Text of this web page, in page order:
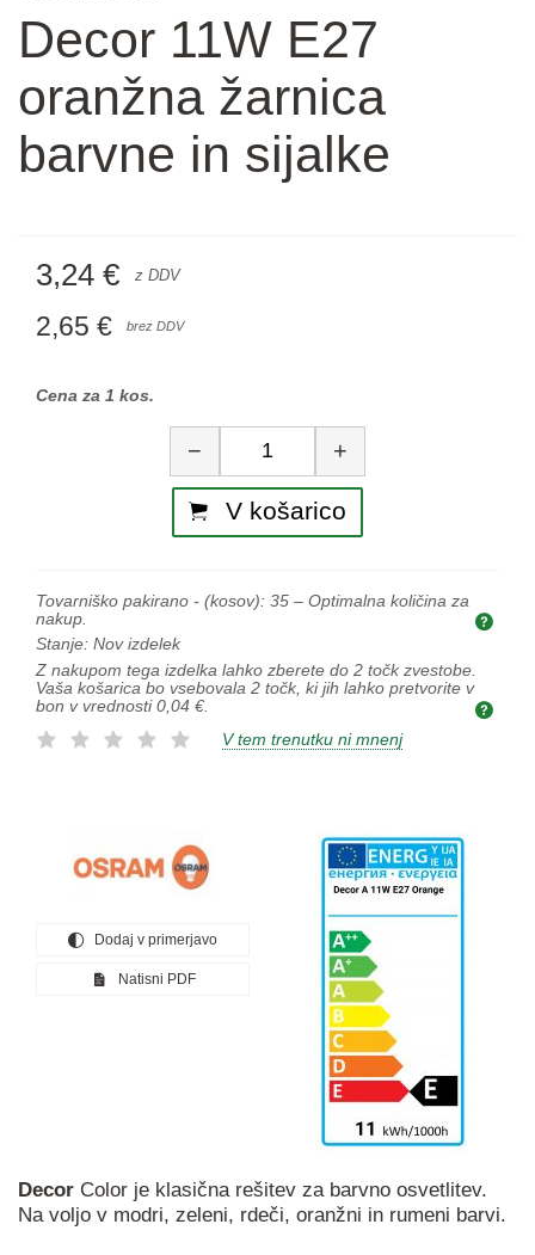
Decor 11W E27
oranžna žarnica
barvne in sijalke
3,24 € z DDV
2,65 € brez DDV
Cena za 1 kos.
Količina
− +
V košarico
Tovarniško pakirano - (kosov): 35 – Optimalna količina za
nakup.
Stanje: Nov izdelek
Z nakupom tega izdelka lahko zberete do 2 točk zvestobe.
Vaša košarica bo vsebovala 2 točk, ki jih lahko pretvorite v
bon v vrednosti 0,04 €.
V tem trenutku ni mnenj
Dodaj v primerjavo
Natisni PDF
Decor Color je klasična rešitev za barvno osvetlitev.
Na voljo v modri, zeleni, rdeči, oranžni in rumeni barvi.